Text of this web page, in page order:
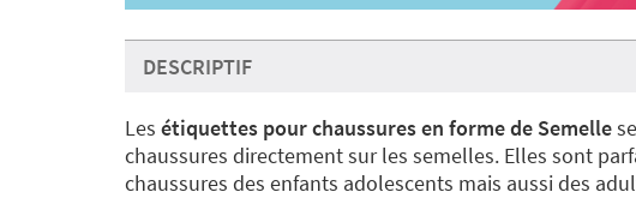
DESCRIPTIF
Les étiquettes pour chaussures en forme de Semelle
chaussures directement sur les semelles. Elles sont
chaussures des enfants adolescents mais aussi des